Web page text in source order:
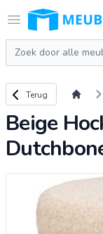
Open menu
Logo
Zoeken
Terug naar
Terug
Beige